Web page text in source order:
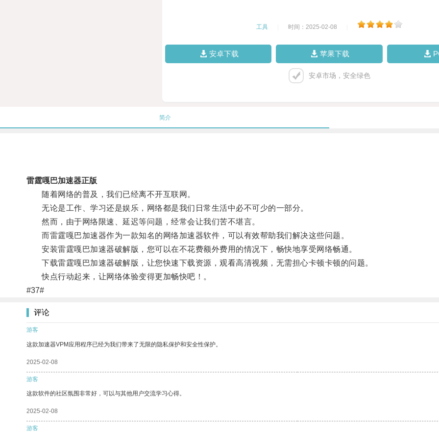
工具 时间：2025-02-08
安卓下载 苹果下载
安卓市场，安全绿色
简介
雷霆嘎巴加速器正版
随着网络的普及，我们已经离不开互联网。
无论是工作、学习还是娱乐，网络都是我们日常生活中必不可少的一部分。
然而，由于网络限速、延迟等问题，经常会让我们苦不堪言。
而雷霆嘎巴加速器作为一款知名的网络加速器软件，可以有效帮助我们解决这些问题。
安装雷霆嘎巴加速器破解版，您可以在不花费额外费用的情况下，畅快地享受网络畅通。
下载雷霆嘎巴加速器破解版，让您快速下载资源，观看高清视频，无需担心卡顿卡顿的问题。
快点行动起来，让网络体验变得更加畅快吧！。
#37#
评论
游客
这款加速器VPM应用程序已经为我们带来了无限的隐私保护和安全性保护。
2025-02-08
游客
这款软件的社区氛围非常好，可以与其他用户交流学习心得。
2025-02-08
游客